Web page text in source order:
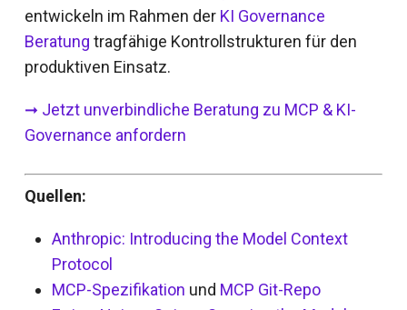
entwickeln im Rahmen der KI Governance
Beratung tragfähige Kontrollstrukturen für den
produktiven Einsatz.
➞ Jetzt unverbindliche Beratung zu MCP & KI-
Governance anfordern
Quellen:
Anthropic: Introducing the Model Context
Protocol
MCP-Spezifikation und MCP Git-Repo